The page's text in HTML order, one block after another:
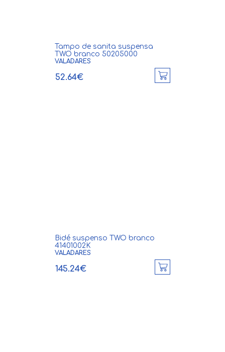
Tampo de sanita suspensa
TWO branco 50205000
VALADARES
52.64€
Bidé suspenso TWO branco
41401002K
VALADARES
145.24€